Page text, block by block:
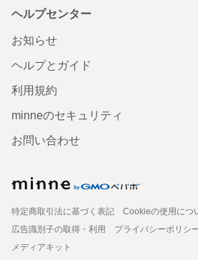
ヘルプセンター
お知らせ
ヘルプとガイド
利用規約
minneのセキュリティ
お問い合わせ
特定商取引法に基づく表記
Cookieの使用につ
広告識別子の取得・利用
プライバシーポリシ
メディアキット